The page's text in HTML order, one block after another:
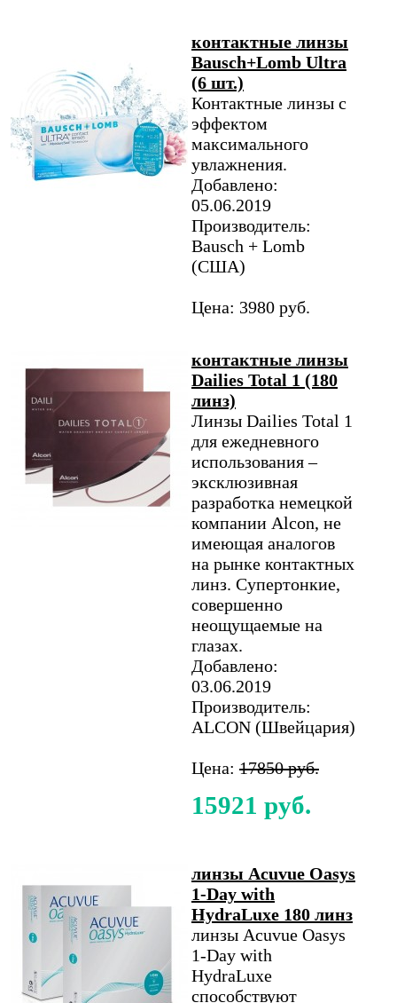
контактные линзы
Bausch+Lomb Ultra
(6 шт.)
Контактные линзы с
эффектом
максимального
увлажнения.
Добавлено:
05.06.2019
Производитель:
Bausch + Lomb
(США)
Цена: 3980 руб.
контактные линзы
Dailies Total 1 (180
линз)
Линзы Dailies Total 1
для ежедневного
использования –
эксклюзивная
разработка немецкой
компании Alcon, не
имеющая аналогов
на рынке контактных
линз. Супертонкие,
совершенно
неощущаемые на
глазах.
Добавлено:
03.06.2019
Производитель:
ALCON (Швейцария)
Цена: 17850 руб.
15921 руб.
линзы Acuvue Oasys
1-Day with
HydraLuxe 180 линз
линзы Acuvue Oasys
1-Day with
HydraLuxe
способствуют